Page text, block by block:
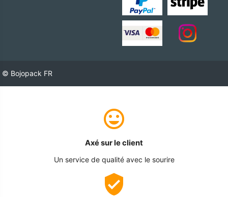
© Bojopack FR
Axé sur le client
Un service de qualité avec le sourire